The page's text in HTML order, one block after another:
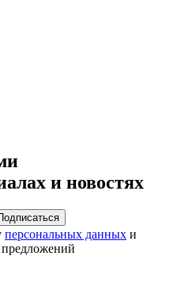
и новостях
персональных данных и